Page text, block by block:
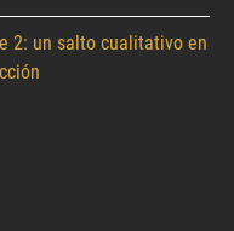
2: un salto cualitativo en